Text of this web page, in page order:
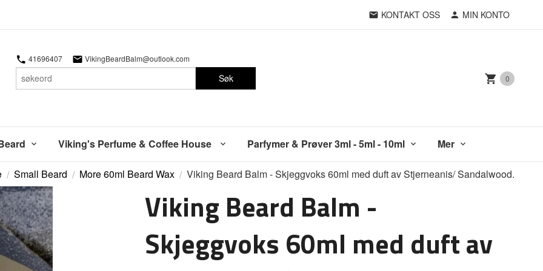
KONTAKT OSS MIN KONTO
41696407 VikingBeardBalm@outlook.com
Søk 0
Viking's Perfume & Coffee House Parfymer & Prøver 3ml - 5ml - 10ml Mer
Small Beard More 60ml Beard Wax Viking Beard Balm - Skjeggvoks 60ml med duft av Stjerneanis/ Sandalwood.
Viking Beard Balm -
Skjeggvoks 60ml med duft av